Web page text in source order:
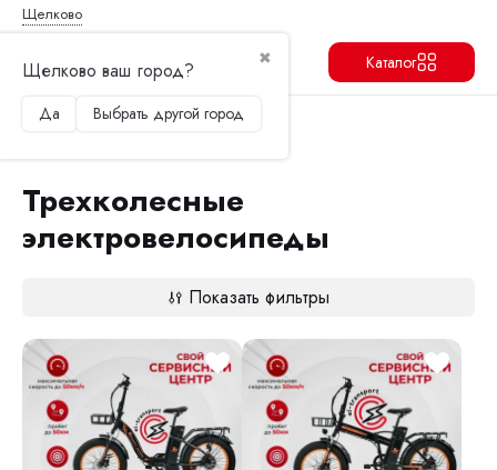
Щелково
✖
Щелково ваш город?
Да Выбрать другой город
Каталог
Главная
Электровелосипеды
Трехколесные
электровелосипеды
Показать фильтры
Продолжить